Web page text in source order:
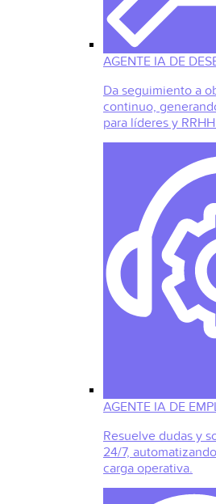
AGENTE IA DE
Da seguimiento a
continuo,
para líderes y
AGENTE IA DE
Resuelve dudas y
24/7,
carga operativa.